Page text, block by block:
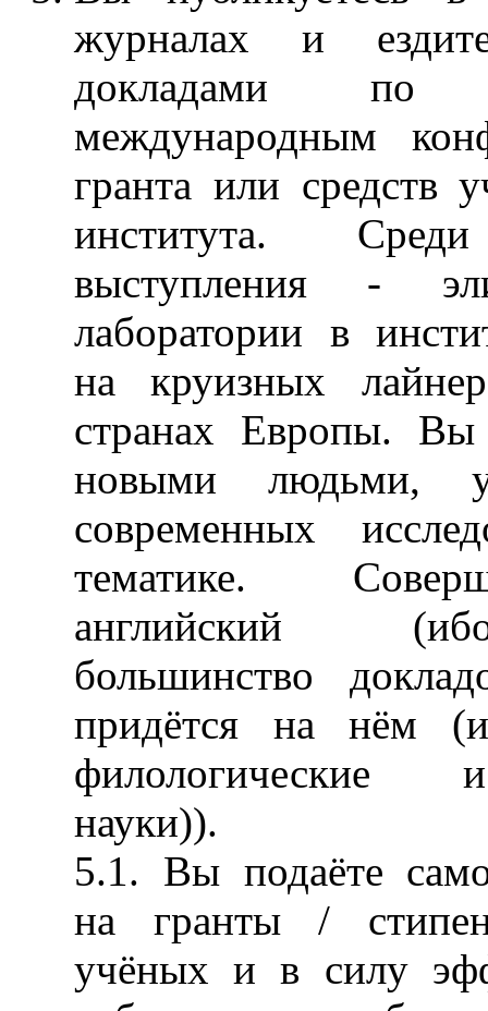
журналах и
докладами по
международным
гранта или средств
института.
выступления -
лаборатории в
на круизных
странах Европы. Вы
новыми людьми,
современных
тематике.
английский
большинство
придётся на нём
филологические
науки)).
5.1. Вы подаёте
на гранты /
учёных и в силу